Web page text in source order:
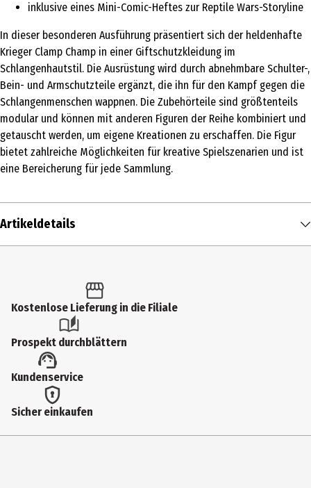
inklusive eines Mini-Comic-Heftes zur Reptile Wars-Storyline
In dieser besonderen Ausführung präsentiert sich der heldenhafte
Krieger Clamp Champ in einer Giftschutzkleidung im
Schlangenhautstil. Die Ausrüstung wird durch abnehmbare Schulter-,
Bein- und Armschutzteile ergänzt, die ihn für den Kampf gegen die
Schlangenmenschen wappnen. Die Zubehörteile sind größtenteils
modular und können mit anderen Figuren der Reihe kombiniert und
getauscht werden, um eigene Kreationen zu erschaffen. Die Figur
bietet zahlreiche Möglichkeiten für kreative Spielszenarien und ist
eine Bereicherung für jede Sammlung.
Artikeldetails
Produkttyp
Action Figuren
Altersempfehlung ab
6 Jahre
Artikelnummer des Herstellers
Kostenlose Lieferung in die Filiale
Prospekt durchblättern
Kundenservice
Sicher einkaufen